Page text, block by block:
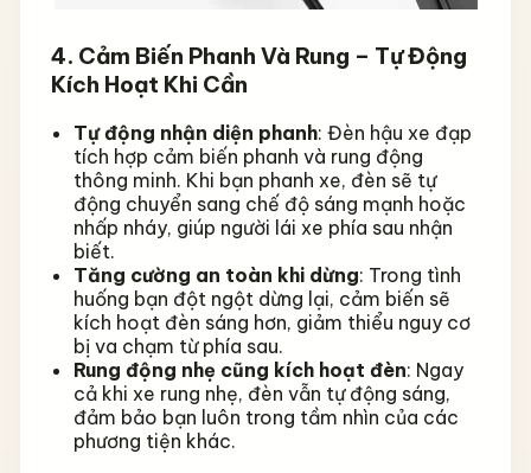
4. Cảm Biến Phanh Và Rung – Tự Động
Kích Hoạt Khi Cần
Tự động nhận diện phanh: Đèn hậu xe đạp
tích hợp cảm biến phanh và rung động
thông minh. Khi bạn phanh xe, đèn sẽ tự
động chuyển sang chế độ sáng mạnh hoặc
nhấp nháy, giúp người lái xe phía sau nhận
biết.
Tăng cường an toàn khi dừng: Trong tình
huống bạn đột ngột dừng lại, cảm biến sẽ
kích hoạt đèn sáng hơn, giảm thiểu nguy cơ
bị va chạm từ phía sau.
Rung động nhẹ cũng kích hoạt đèn: Ngay
cả khi xe rung nhẹ, đèn vẫn tự động sáng,
đảm bảo bạn luôn trong tầm nhìn của các
phương tiện khác.